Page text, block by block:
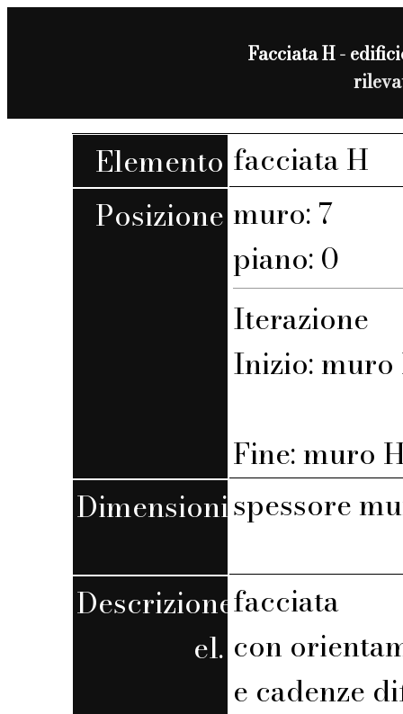
Facciata H -
Elemento facciata H
Posizione muro: 7
piano: 0
Iterazione
Inizio: muro
Fine: muro
Dimensionispessore
Descrizione
el.
facciata
con
e cadenze